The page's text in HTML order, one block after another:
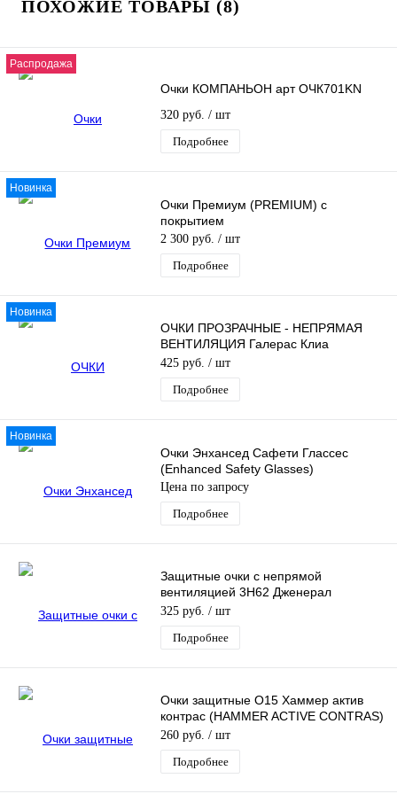
ПОХОЖИЕ ТОВАРЫ (8)
Распродажа
Очки КОМПАНЬОН арт ОЧК701KN
320 руб. / шт
Подробнее
Новинка
Очки Премиум (PREMIUM) с
покрытием
2 300 руб. / шт
Подробнее
Новинка
ОЧКИ ПРОЗРАЧНЫЕ - НЕПРЯМАЯ
ВЕНТИЛЯЦИЯ Галерас Клиа
(GALERAS CLEAR)
425 руб. / шт
Подробнее
Новинка
Очки Энхансед Сафети Глассес
(Enhanced Safety Glasses)
Цена по запросу
Подробнее
Защитные очки с непрямой
вентиляцией 3Н62 Дженерал
(General)
325 руб. / шт
Подробнее
Очки защитные О15 Хаммер актив
контрас (HAMMER ACTIVE CONTRAS)
2-1.2 PC
260 руб. / шт
Подробнее